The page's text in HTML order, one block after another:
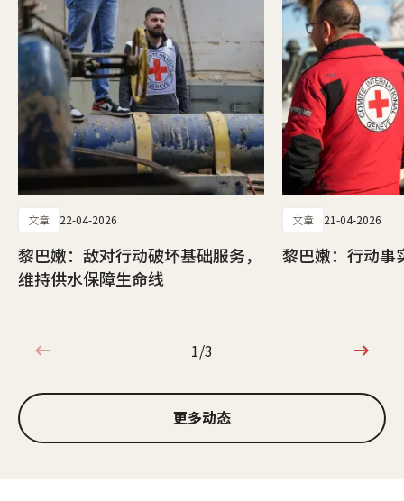
文章 22-04-2026
黎巴嫩：敌对行动破坏基础服务，
维持供水保障生命线
文章 21-04-2026
黎巴嫩：行动
1/3
1/3
更多动态